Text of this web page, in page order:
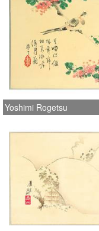
Yoshimi Rogetsu